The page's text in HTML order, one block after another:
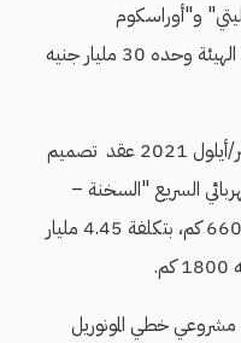
و"أوراسكوم
كونستراكشون"و"المقاولون العرب"، كلف الهيئة وحده 30 مليار جنيه
ووقعت وزارة النقل في الأول من سبتمبر/أيلول 2021 عقد تصميم
السريع "السخنة –
الإسكندرية- العلمين – مطروح" بطول 660 كم، بتكلفة 4.45 مليار
مشروعي خطي المونوريل